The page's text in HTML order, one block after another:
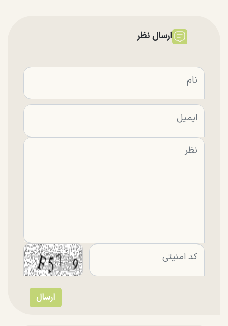
ارسال نظر